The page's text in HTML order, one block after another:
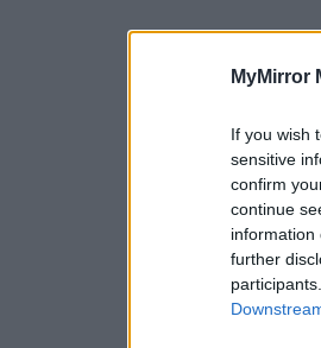
MyMirror
If you wish
sensitive
confirm
continue
information
further